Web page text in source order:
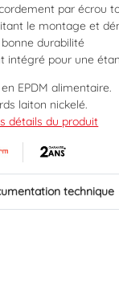
par écrou
le montage et
durabilité
intégré pour une
EPDM alimentaire.
laiton nickelé.
maximum 10 bars.
: SOMATHERM
: 3540737807017
détails du produit
technique
Des prix